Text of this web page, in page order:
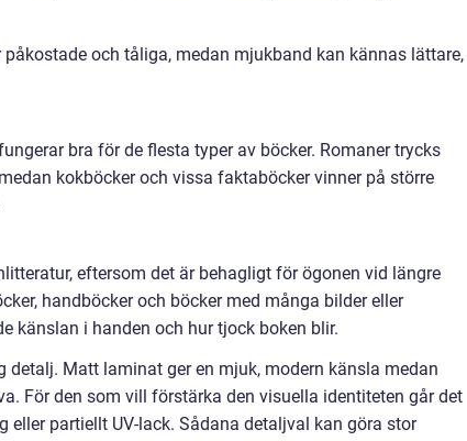
och tåliga, medan mjukband kan kännas lättare,
bra för de flesta typer av böcker. Romaner trycks
kokböcker och vissa faktaböcker vinner på större
eftersom det är behagligt för ögonen vid längre
handböcker och böcker med många bilder eller
känslan i handen och hur tjock boken blir.
Matt laminat ger en mjuk, modern känsla medan
För den som vill förstärka den visuella identiteten går det
partiellt UV-lack. Sådana detaljval kan göra stor